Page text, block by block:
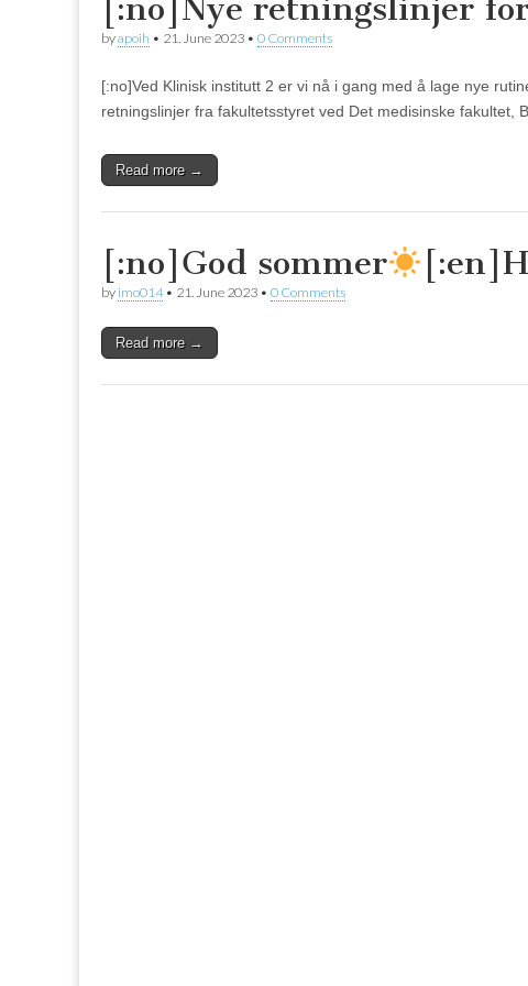
[:no]Nye retningslinjer
byapoih • 21. June 2023 • 0 Comments
[:no]Ved Klinisk institutt 2 er vi nå i gang med å lage nye
retningslinjer fra fakultetsstyret ved Det medisinske fakultet,
Read more →
[:no]God sommer
by imo014• 21. June 2023 • 0 Comments
Read more →